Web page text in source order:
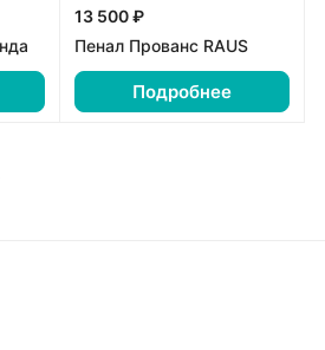
13 500 ₽
Пенал Прованс RAUS
Подробнее